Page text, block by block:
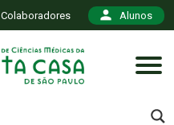
Colaboradores Alunos